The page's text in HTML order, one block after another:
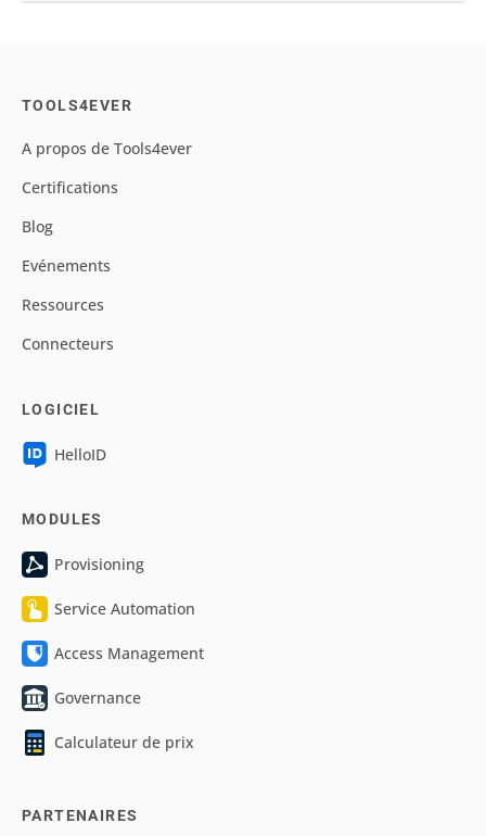
TOOLS4EVER
A propos de Tools4ever
Certifications
Blog
Evénements
Ressources
Connecteurs
LOGICIEL
HelloID
MODULES
Provisioning
Service Automation
Access Management
Governance
Calculateur de prix
PARTENAIRES